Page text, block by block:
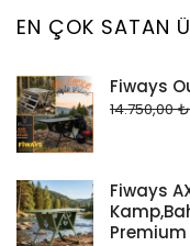
EN ÇOK SATAN
Fiways
14.750,00₺
Fiways